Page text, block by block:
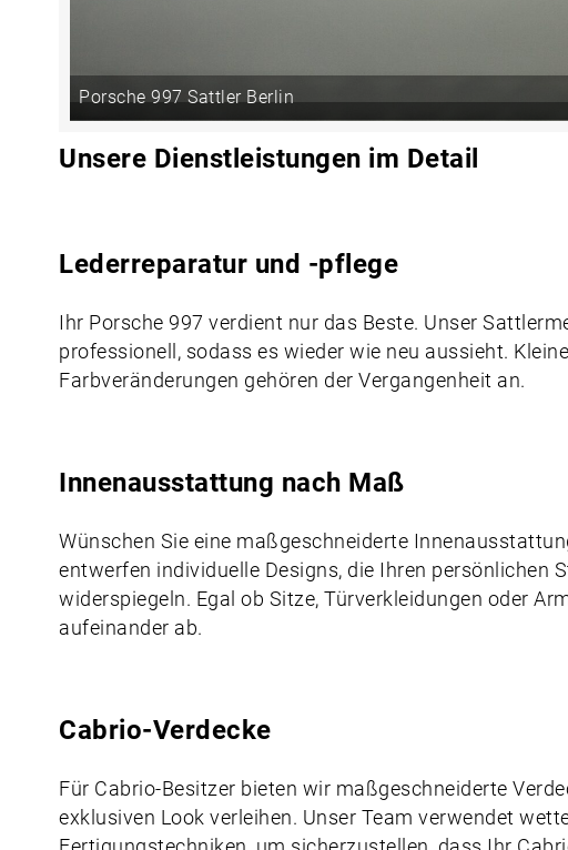
Porsche 997 Sattler Berlin
Unsere Dienstleistungen im Detail
Lederreparatur und -pflege
Ihr Porsche 997 verdient nur das Beste. Unser
professionell, sodass es wieder wie neu aussieht.
Farbveränderungen gehören der Vergangenheit an.
Innenausstattung nach Maß
Wünschen Sie eine maßgeschneiderte
entwerfen individuelle Designs, die Ihren persönlichen
widerspiegeln. Egal ob Sitze, Türverkleidungen oder
aufeinander ab.
Cabrio-Verdecke
Für Cabrio-Besitzer bieten wir maßgeschneiderte
exklusiven Look verleihen. Unser Team verwendet